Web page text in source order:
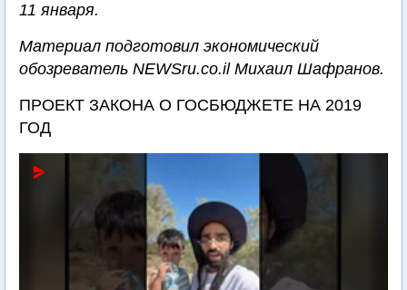
11 января.
Материал подготовил экономический
обозреватель NEWSru.co.il Михаил Шафранов.
ПРОЕКТ ЗАКОНА О ГОСБЮДЖЕТЕ НА 2019
ГОД